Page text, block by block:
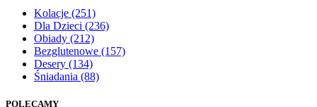
Kolacje (251)
Dla Dzieci (236)
Obiady (212)
Bezglutenowe (157)
Desery (134)
Śniadania (88)
POLECAMY